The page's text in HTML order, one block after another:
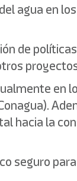
agua en
de
en
hacia la
seguro